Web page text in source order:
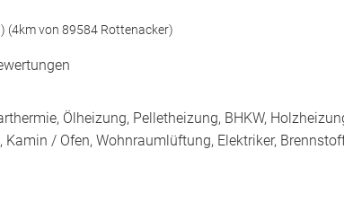
(4km von 89584 Rottenacker)
Ölheizung, Pelletheizung, BHKW,
/ Ofen, Wohnraumlüftung, Elektriker,